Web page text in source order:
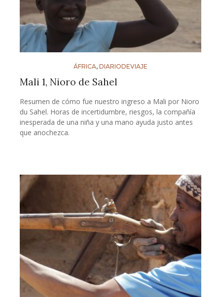
ÁFRICA, DIARIODEVIAJE
Mali 1, Nioro de Sahel
Resumen de cómo fue nuestro ingreso a Mali por Nioro
du Sahel. Horas de incertidumbre, riesgos, la compañía
inesperada de una niña y una mano ayuda justo antes
que anochezca.